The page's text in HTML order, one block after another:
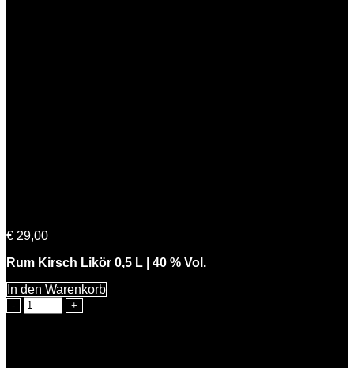
€ 29,00
Rum Kirsch Likör 0,5 L | 40 % Vol.
In den Warenkorb
Cherry
Lady